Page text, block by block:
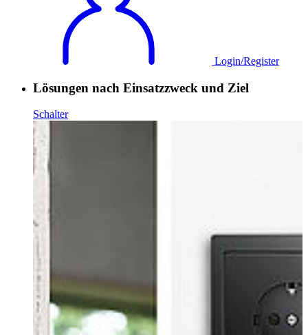
Login/Register
Lösungen nach Einsatzzweck und Ziel
Schalter